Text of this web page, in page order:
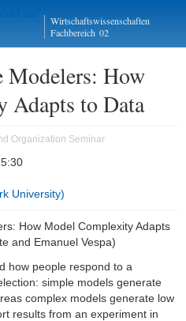
Wirtschaftswissenschaften
Fachbereich 02
Close
Modelers: How
Adapts to Data
Organization Seminar
University)
How Model Complexity Adapts
and Emanuel Vespa)
how people respond to a
simple models generate
complex models generate low
results from an experiment in